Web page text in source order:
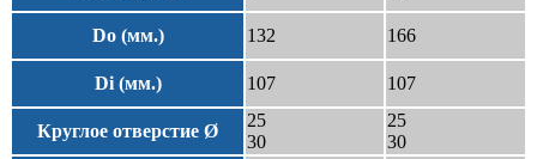
Do (мм.) 132 166
Di (мм.) 107 107
Круглое отверстие Ø
25
30
25
30